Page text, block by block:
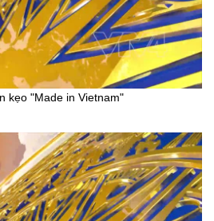
kẹo "Made in Vietnam"